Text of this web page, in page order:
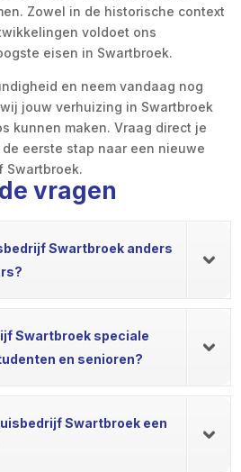
Zowel in de historische context
voldoet ons
eisen in Swartbroek.
en neem vandaag nog
jouw verhuizing in Swartbroek
kunnen maken. Vraag direct je
eerste stap naar een nieuwe
Swartbroek.
vragen
Swartbroek anders
Swartbroek speciale
en senioren?
Swartbroek een